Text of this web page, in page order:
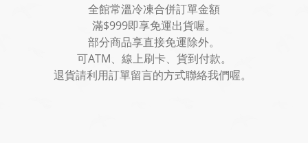
全館常溫冷凍合併訂單金額
滿$999即享免運出貨喔。
部分商品享直接免運除外。
可ATM、線上刷卡、貨到付款。
退貨請利用訂單留言的方式聯絡我們喔。